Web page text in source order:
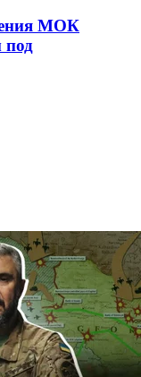
МОК
под